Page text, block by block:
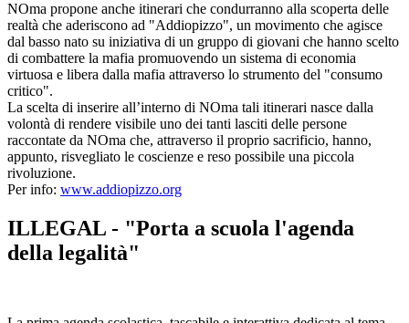
NOma propone anche itinerari che condurranno alla scoperta delle
realtà che aderiscono ad "Addiopizzo", un movimento che agisce
dal basso nato su iniziativa di un gruppo di giovani che hanno scelto
di combattere la mafia promuovendo un sistema di economia
virtuosa e libera dalla mafia attraverso lo strumento del "consumo
critico".
La scelta di inserire all’interno di NOma tali itinerari nasce dalla
volontà di rendere visibile uno dei tanti lasciti delle persone
raccontate da NOma che, attraverso il proprio sacrificio, hanno,
appunto, risvegliato le coscienze e reso possibile una piccola
rivoluzione.
Per info: www.addiopizzo.org
ILLEGAL - "Porta a scuola l'agenda
della legalità"